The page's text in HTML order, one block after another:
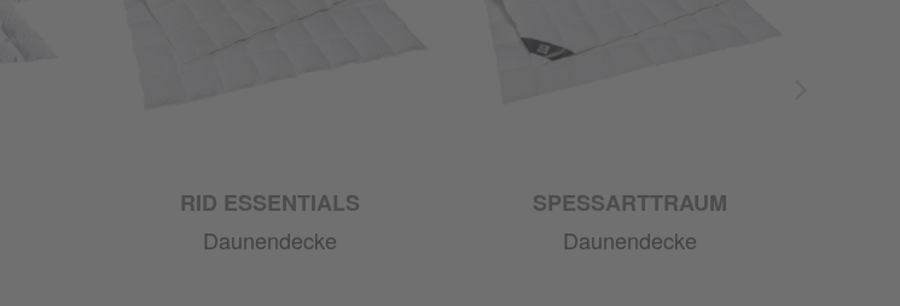
RID ESSENTIALS
Daunendecke
SPESSARTTRAUM
Daunendecke